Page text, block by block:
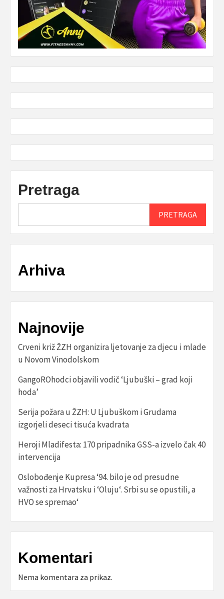
Pretraga
PRETRAGA
Arhiva
Najnovije
Crveni križ ŽZH organizira ljetovanje za djecu i mlade
u Novom Vinodolskom
GangoROhodci objavili vodič ‘Ljubuški – grad koji
hoda’
Serija požara u ŽZH: U Ljubuškom i Grudama
izgorjeli deseci tisuća kvadrata
Heroji Mladifesta: 170 pripadnika GSS-a izvelo čak 40
intervencija
Oslobođenje Kupresa ‘94. bilo je od presudne
važnosti za Hrvatsku i ‘Oluju‘. Srbi su se opustili, a
HVO se spremao‘
Komentari
Nema komentara za prikaz.